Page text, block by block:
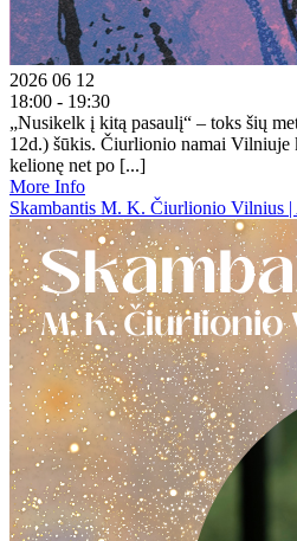
2026 06 12
18:00 - 19:30
„Nusikelk į kitą pasaulį“ – toks šių
12d.) šūkis. Čiurlionio namai Vilniuje
kelionę net po [...]
More Info
Skambantis M. K. Čiurlionio Vilnius